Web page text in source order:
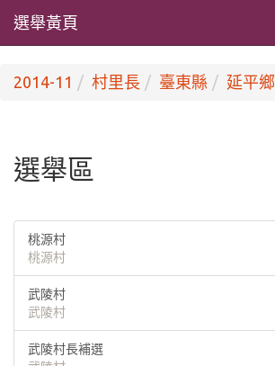
選舉黃頁
2014-11 村里長 臺東縣 延平鄉
選舉區
桃源村
桃源村
武陵村
武陵村
武陵村長補選